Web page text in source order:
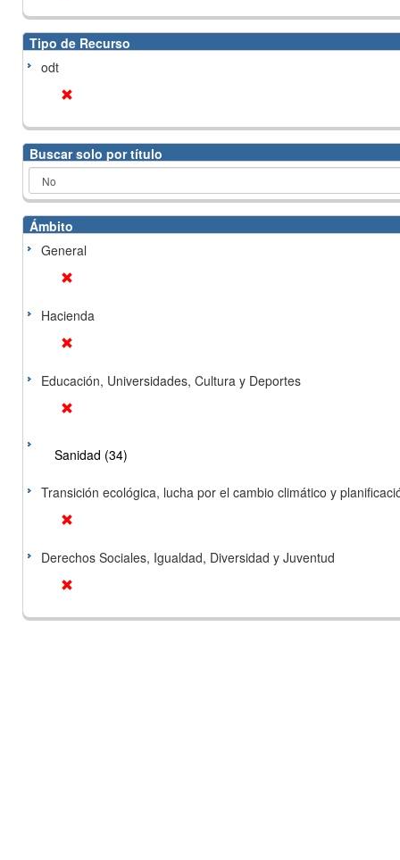
Tipo de Recurso
odt
Buscar solo por título
Ámbito
General
Hacienda
Educación, Universidades, Cultura y Deportes
Sanidad (34)
Transición ecológica, lucha por el cambio climático y
Derechos Sociales, Igualdad, Diversidad y Juventud